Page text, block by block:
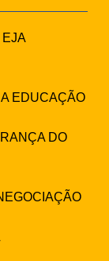
EJA
EDUCAÇÃO
DO